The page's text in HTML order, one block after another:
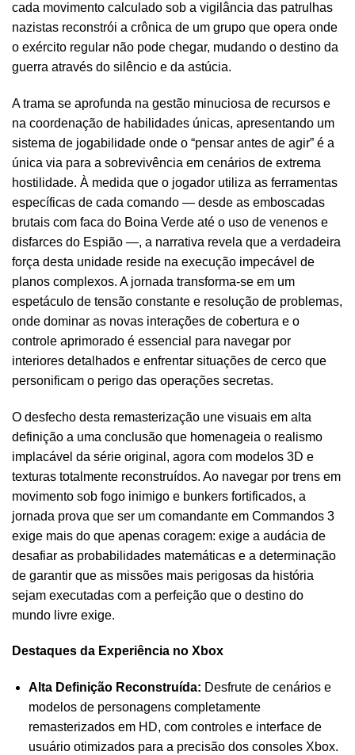
cada movimento calculado sob a vigilância das patrulhas
nazistas reconstrói a crônica de um grupo que opera onde
o exército regular não pode chegar, mudando o destino da
guerra através do silêncio e da astúcia.
A trama se aprofunda na gestão minuciosa de recursos e
na coordenação de habilidades únicas, apresentando um
sistema de jogabilidade onde o “pensar antes de agir” é a
única via para a sobrevivência em cenários de extrema
hostilidade. À medida que o jogador utiliza as ferramentas
específicas de cada comando — desde as emboscadas
brutais com faca do Boina Verde até o uso de venenos e
disfarces do Espião —, a narrativa revela que a verdadeira
força desta unidade reside na execução impecável de
planos complexos. A jornada transforma-se em um
espetáculo de tensão constante e resolução de problemas,
onde dominar as novas interações de cobertura e o
controle aprimorado é essencial para navegar por
interiores detalhados e enfrentar situações de cerco que
personificam o perigo das operações secretas.
O desfecho desta remasterização une visuais em alta
definição a uma conclusão que homenageia o realismo
implacável da série original, agora com modelos 3D e
texturas totalmente reconstruídos. Ao navegar por trens em
movimento sob fogo inimigo e bunkers fortificados, a
jornada prova que ser um comandante em Commandos 3
exige mais do que apenas coragem: exige a audácia de
desafiar as probabilidades matemáticas e a determinação
de garantir que as missões mais perigosas da história
sejam executadas com a perfeição que o destino do
mundo livre exige.
Destaques da Experiência no Xbox
Alta Definição Reconstruída: Desfrute de cenários e
modelos de personagens completamente
remasterizados em HD, com controles e interface de
usuário otimizados para a precisão dos consoles Xbox.